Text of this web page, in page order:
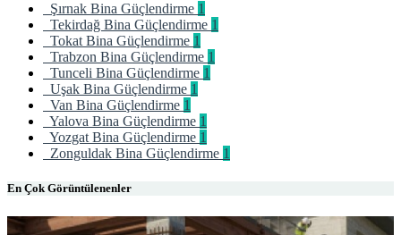
Şırnak Bina Güçlendirme 1
Tekirdağ Bina Güçlendirme 1
Tokat Bina Güçlendirme 1
Trabzon Bina Güçlendirme 1
Tunceli Bina Güçlendirme 1
Uşak Bina Güçlendirme 1
Van Bina Güçlendirme 1
Yalova Bina Güçlendirme 1
Yozgat Bina Güçlendirme 1
Zonguldak Bina Güçlendirme 1
En Çok Görüntülenenler